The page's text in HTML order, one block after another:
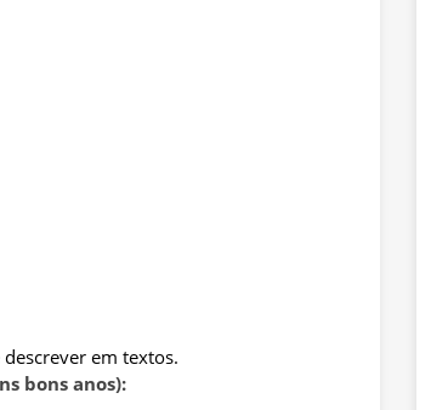
em textos.
bons anos):